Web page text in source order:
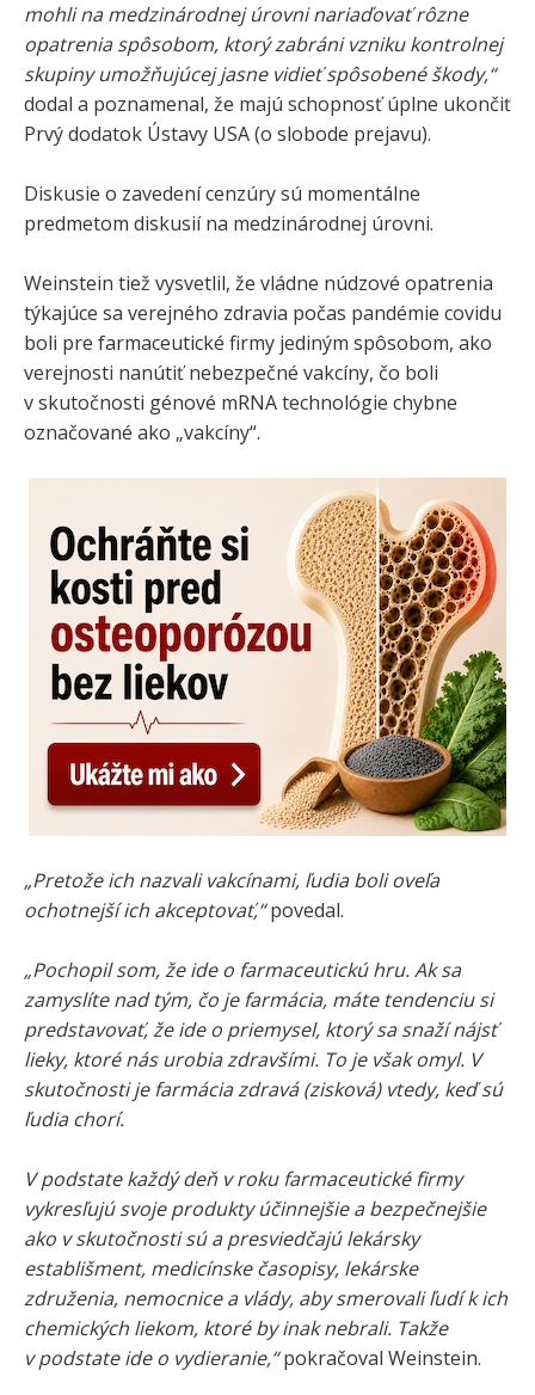
mohli na medzinárodnej úrovni nariaďovať rôzne
opatrenia spôsobom, ktorý zabráni vzniku kontrolnej
skupiny umožňujúcej jasne vidieť spôsobené škody,“
dodal a poznamenal, že majú schopnosť úplne ukončiť
Prvý dodatok Ústavy USA (o slobode prejavu).
Diskusie o zavedení cenzúry sú momentálne
predmetom diskusií na medzinárodnej úrovni.
Weinstein tiež vysvetlil, že vládne núdzové opatrenia
týkajúce sa verejného zdravia počas pandémie covidu
boli pre farmaceutické firmy jediným spôsobom, ako
verejnosti nanútiť nebezpečné vakcíny, čo boli
v skutočnosti génové mRNA technológie chybne
označované ako „vakcíny“.
„Pretože ich nazvali vakcínami, ľudia boli oveľa
ochotnejší ich akceptovať,“povedal.
„Pochopil som, že ide o farmaceutickú hru. Ak sa
zamyslíte nad tým, čo je farmácia, máte tendenciu si
predstavovať, že ide o priemysel, ktorý sa snaží nájsť
lieky, ktoré nás urobia zdravšími. To je však omyl. V
skutočnosti je farmácia zdravá (zisková) vtedy, keď sú
ľudia chorí.
V podstate každý deň v roku farmaceutické firmy
vykresľujú svoje produkty účinnejšie a bezpečnejšie
ako v skutočnosti sú a presviedčajú lekársky
establišment, medicínske časopisy, lekárske
združenia, nemocnice a vlády, aby smerovali ľudí k ich
chemických liekom, ktoré by inak nebrali. Takže
v podstate ide o vydieranie,“pokračoval Weinstein.